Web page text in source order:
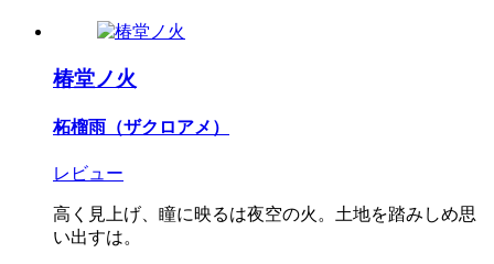
椿堂ノ火
柘榴雨（ザクロアメ）
レビュー
高く見上げ、瞳に映るは夜空の火。土地を踏みしめ思
い出すは。